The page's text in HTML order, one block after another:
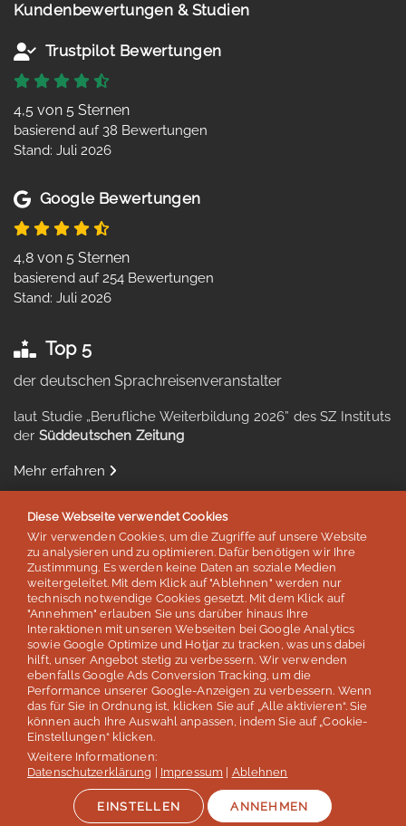
Kundenbewertungen & Studien
Trustpilot Bewertungen
4,5 von 5 Sternen
basierend auf 38 Bewertungen
Stand: Juli 2026
Google Bewertungen
4,8 von 5 Sternen
basierend auf 254 Bewertungen
Stand: Juli 2026
Top 5
der deutschen Sprachreisenveranstalter
laut Studie „Berufliche Weiterbildung 2026” des SZ Instituts
der Süddeutschen Zeitung
Mehr erfahren
Auszeichnungen & Mitgliedschaften
© lernen & helfen Sprachreisen - Inh. Silvia Schröder
Impressum
Datenschutz AGB / Reisebedingungen
Diese Webseite verwendet Cookies
Wir verwenden Cookies, um die Zugriffe auf unsere Website
zu analysieren und zu optimieren. Dafür benötigen wir Ihre
Zustimmung. Es werden keine Daten an soziale Medien
weitergeleitet. Mit dem Klick auf "Ablehnen" werden nur
technisch notwendige Cookies gesetzt. Mit dem Klick auf
"Annehmen" erlauben Sie uns darüber hinaus Ihre
Interaktionen mit unseren Webseiten bei Google Analytics
sowie Google Optimize und Hotjar zu tracken, was uns dabei
hilft, unser Angebot stetig zu verbessern. Wir verwenden
ebenfalls Google Ads Conversion Tracking, um die
Performance unserer Google-Anzeigen zu verbessern. Wenn
das für Sie in Ordnung ist, klicken Sie auf „Alle aktivieren“. Sie
können auch Ihre Auswahl anpassen, indem Sie auf „Cookie-
Einstellungen“ klicken.
Weitere Informationen:
Datenschutzerklärung
Impressum Ablehnen
EINSTELLEN ANNEHMEN